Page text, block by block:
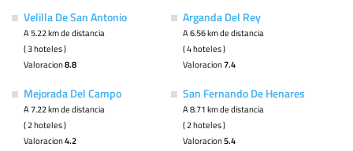
Velilla De San Antonio
A 5.22 km de distancia
( 3 hoteles )
Valoracion8.8
Arganda Del Rey
A 6.56 km de distancia
( 4 hoteles )
Valoracion7.4
Mejorada Del Campo
A 7.22 km de distancia
( 2 hoteles )
Valoracion4.2
San Fernando De Henares
A 8.71 km de distancia
( 2 hoteles )
Valoracion5.4